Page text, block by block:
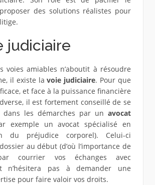
des solutions réalistes pour
judiciaire
voies amiables n’aboutit à résoudre
il existe lavoie judiciaire. Pour que
et face à la puissance financière
il est fortement conseillé de se
dans les démarches par unavocat
exemple un avocat spécialisé en
du préjudice corporel). Celui-ci
au début (d’où l’importance de
courrier vos échanges avec
n’hésitera pas à demander une
pour faire valoir vos droits.